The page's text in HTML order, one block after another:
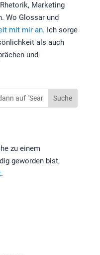
Marketing
Wo Glossar und
mit mir an. Ich sorge
als auch
und
zu einem
geworden bist,
.